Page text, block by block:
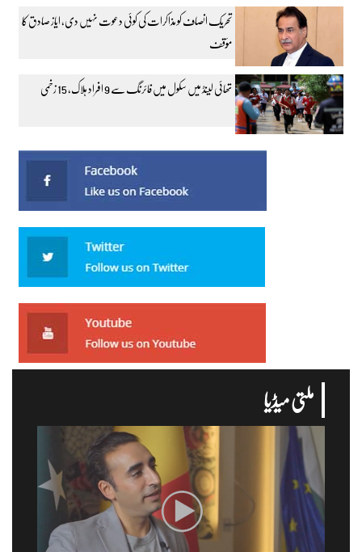
تحریک انصاف کو مذاکرات کی کوئی دعوت نہیں دی، ایاز صادق کا
مؤقف
تھائی لینڈ میں سکول میں فائرنگ سے 9 افراد ہلاک، 15 زخمی
ملتی میڈیا